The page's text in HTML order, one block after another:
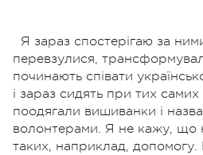
Я зараз спостерігаю за
перевзулися,
починають співати
і зараз сидять при тих
поодягали вишиванки і
волонтерами. Я не кажу, що
таких, наприклад,